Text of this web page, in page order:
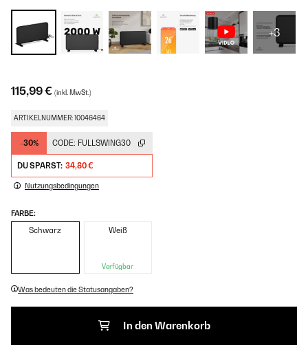
+3
115,99 € (inkl. MwSt.)
ARTIKELNUMMER: 10046464
-30% CODE: FULLSWING30
DU SPARST: 34,80 €
Nutzungsbedingungen
FARBE:
Schwarz Weiß
Verfügbar
Was bedeuten die Statusangaben?
In den Warenkorb